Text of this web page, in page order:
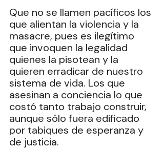
Que no se llamen pacíficos los
que alientan la violencia y la
masacre, pues es ilegítimo
que invoquen la legalidad
quienes la pisotean y la
quieren erradicar de nuestro
sistema de vida. Los que
asesinan a conciencia lo que
costó tanto trabajo construir,
aunque sólo fuera edificado
por tabiques de esperanza y
de justicia.